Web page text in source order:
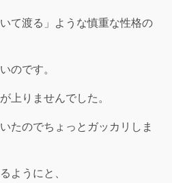
て渡る」ような慎重な性格の
のです。
上りませんでした。
たのでちょっとガッカリしま
ようにと、